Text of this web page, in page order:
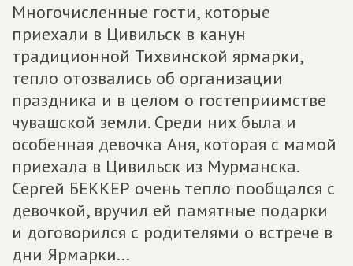
Многочисленные гости, которые
приехали в Цивильск в канун
традиционной Тихвинской ярмарки,
тепло отозвались об организации
праздника и в целом о гостеприимстве
чувашской земли. Среди них была и
особенная девочка Аня, которая с мамой
приехала в Цивильск из Мурманска.
Сергей БЕККЕР очень тепло пообщался с
девочкой, вручил ей памятные подарки
и договорился с родителями о встрече в
дни Ярмарки...